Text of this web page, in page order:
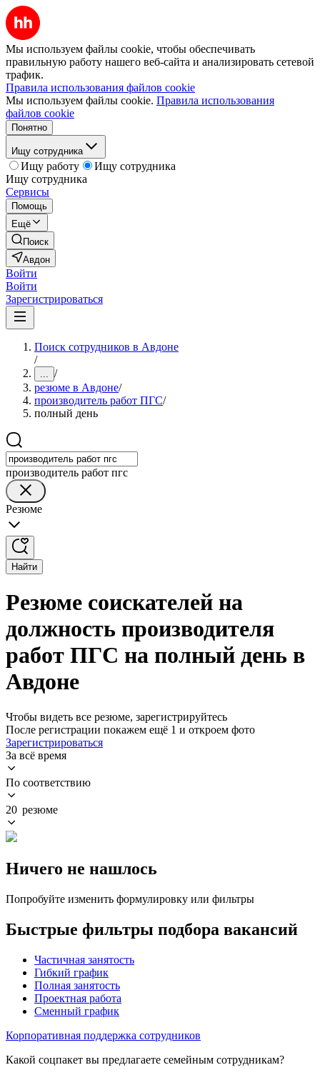
Мы используем файлы cookie, чтобы обеспечивать
правильную работу нашего веб-сайта и анализировать сетевой
трафик.
Правила использования файлов cookie
Мы используем файлы cookie. Правила использования
файлов cookie
Понятно
Ищу сотрудника
Ищу работу
Ищу сотрудника
Ищу сотрудника
Сервисы
Помощь
Ещё
Поиск
Авдон
Войти
Войти
Зарегистрироваться
Поиск сотрудников в Авдоне
/
... /
резюме в Авдоне/
производитель работ ПГС/
полный день
производитель работ пгс
Резюме
Найти
Резюме соискателей на
должность производителя
работ ПГС на полный день в
Авдоне
Чтобы видеть все резюме, зарегистрируйтесь
После регистрации покажем ещё 1 и откроем фото
Зарегистрироваться
За всё время
По соответствию
20 резюме
Ничего не нашлось
Попробуйте изменить формулировку или фильтры
Быстрые фильтры подбора вакансий
Частичная занятость
Гибкий график
Полная занятость
Проектная работа
Сменный график
Корпоративная поддержка сотрудников
Какой соцпакет вы предлагаете семейным сотрудникам?